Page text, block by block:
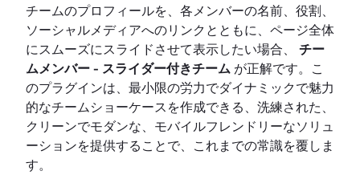
チームのプロフィールを、各メンバーの名前、役割、
ソーシャルメディアへのリンクとともに、ページ全体
にスムーズにスライドさせて表示したい場合、
チー
ムメンバー - スライダー付きチーム が正解です。こ
のプラグインは、最小限の労力でダイナミックで魅力
的なチームショーケースを作成できる、洗練された、
クリーンでモダンな、モバイルフレンドリーなソリュ
ーションを提供することで、これまでの常識を覆しま
す。